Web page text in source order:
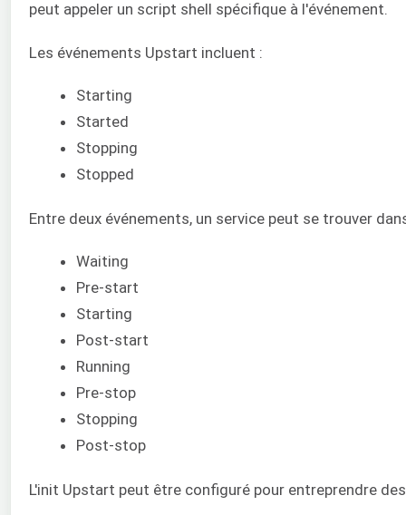
peut appeler un script shell spécifique à l'événement.
Les événements Upstart incluent :
Starting
Started
Stopping
Stopped
Entre deux événements, un service peut se trouver
Waiting
Pre-start
Starting
Post-start
Running
Pre-stop
Stopping
Post-stop
L'init Upstart peut être configuré pour entreprendre